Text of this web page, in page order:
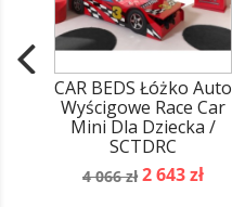
CAR BEDS Łóżko Auto
Wyścigowe Race Car
Mini Dla Dziecka /
SCTDRC
Cena
4 066 zł Cena
2 643 zł